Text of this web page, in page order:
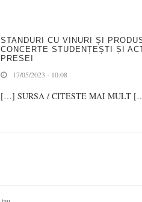
STANDURI CU VINURI ȘI
CONCERTE STUDENȚEȘTI ȘI
PRESEI
17/05/2023 - 10:08
[…] SURSA / CITESTE MAI MULT